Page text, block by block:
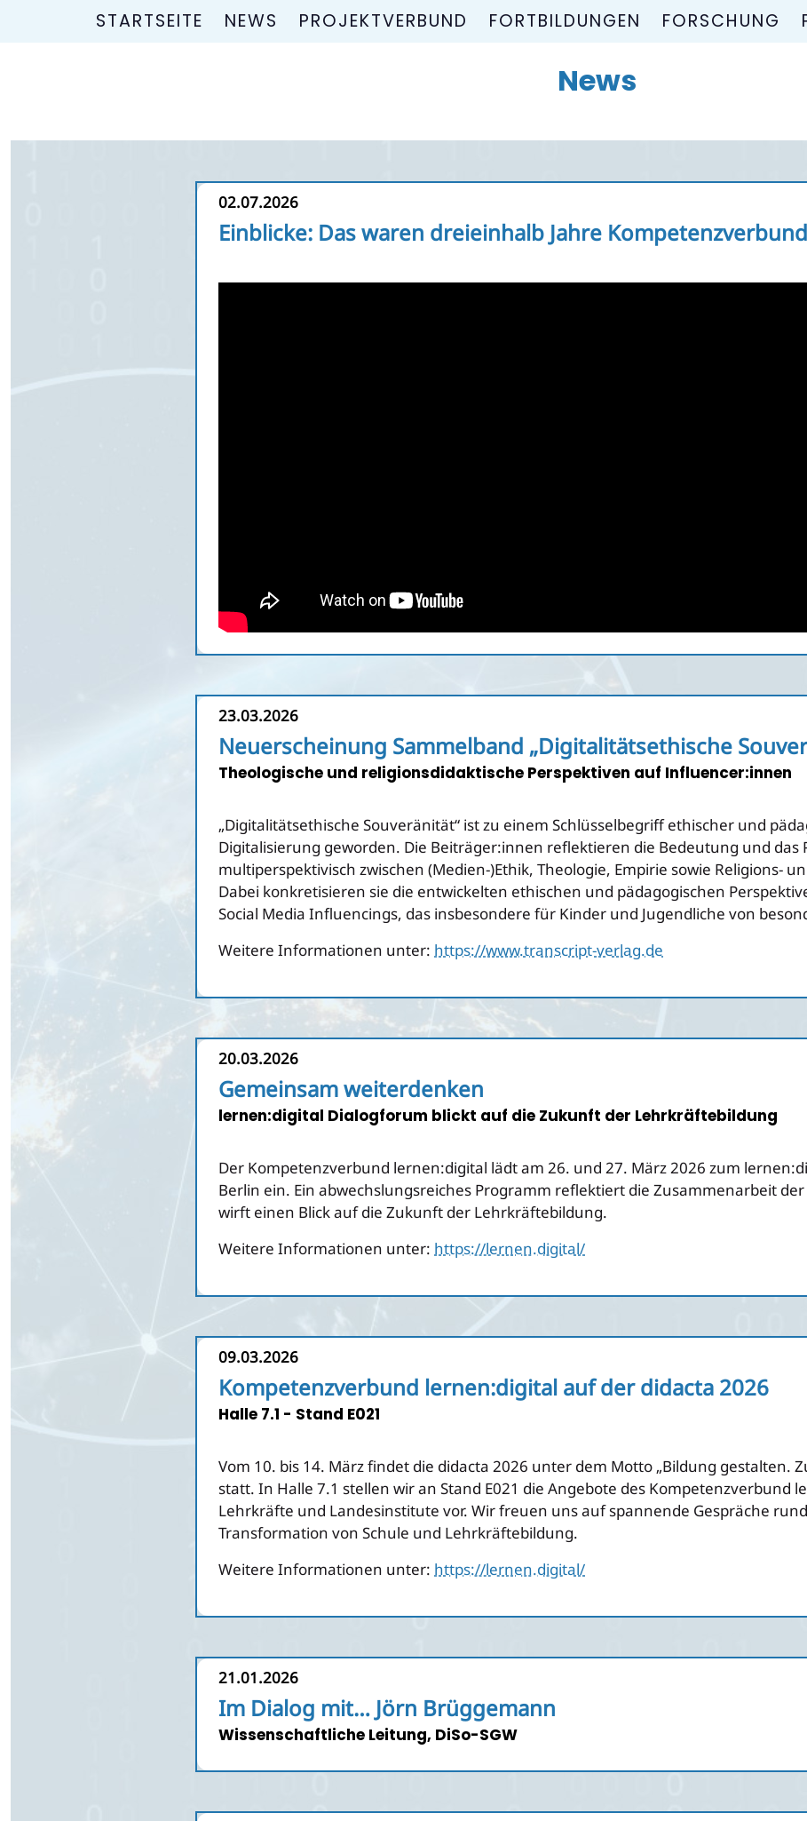
STARTSEITE NEWS PROJEKTVERBUND FORTBILDUNGEN FORSCHUNG
News
02.07.2026
Einblicke: Das waren dreieinhalb Jahre
23.03.2026
Neuerscheinung Sammelband „Digitalitätsethische
Theologische und religionsdidaktische Perspektiven auf Influencer:innen
„Digitalitätsethische Souveränität“ ist zu einem Schlüsselbegriff ethischer und
Digitalisierung geworden. Die Beiträger:innen reflektieren die Bedeutung und das
multiperspektivisch zwischen (Medien-)Ethik, Theologie, Empirie sowie Religions-
Dabei konkretisieren sie die entwickelten ethischen und pädagogischen
Social Media Influencings, das insbesondere für Kinder und Jugendliche von
Weitere Informationen unter: https://www.transcript-verlag.de
20.03.2026
Gemeinsam weiterdenken
lernen:digital Dialogforum blickt auf die Zukunft der Lehrkräftebildung
Der Kompetenzverbund lernen:digital lädt am 26. und 27. März 2026 zum
Berlin ein. Ein abwechslungsreiches Programm reflektiert die Zusammenarbeit
wirft einen Blick auf die Zukunft der Lehrkräftebildung.
Weitere Informationen unter: https://lernen.digital/
09.03.2026
Kompetenzverbund lernen:digital auf der didacta 2026
Halle 7.1 - Stand E021
Vom 10. bis 14. März findet die didacta 2026 unter dem Motto „Bildung gestalten.
statt. In Halle 7.1 stellen wir an Stand E021 die Angebote des Kompetenzverbund
Lehrkräfte und Landesinstitute vor. Wir freuen uns auf spannende Gespräche
Transformation von Schule und Lehrkräftebildung.
Weitere Informationen unter: https://lernen.digital/
21.01.2026
Im Dialog mit… Jörn Brüggemann
Wissenschaftliche Leitung, DiSo-SGW